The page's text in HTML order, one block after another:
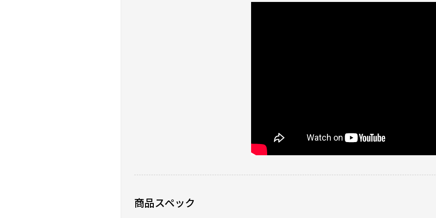
レビュー一覧
商品スペック